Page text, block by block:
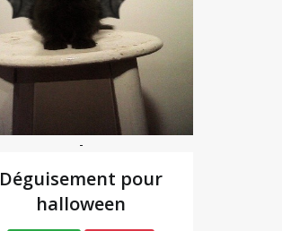
-
Déguisement pour
halloween